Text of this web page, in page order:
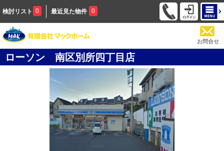
検討リスト 0 最近見た物件 0
お問合せ
ローソン 南区別所四丁目店